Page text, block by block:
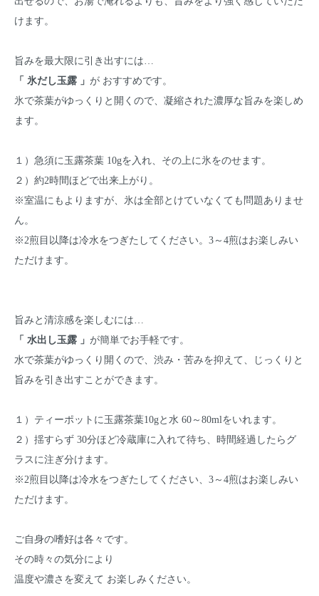
けます。
旨みを最大限に引き出すには…
「 氷だし玉露 」 が おすすめです。
氷で茶葉がゆっくりと開くので、凝縮された濃厚な旨みを楽しめ
ます。
１）急須に玉露茶葉 10gを入れ、その上に氷をのせます。
２）約2時間ほどで出来上がり。
※室温にもよりますが、氷は全部とけていなくても問題ありませ
ん。
※2煎目以降は冷水をつぎたしてください。3～4煎はお楽しみい
ただけます。
旨みと清涼感を楽しむには…
「 水出し玉露 」 が簡単でお手軽です。
水で茶葉がゆっくり開くので、渋み・苦みを抑えて、じっくりと
旨みを引き出すことができます。
１）ティーポットに玉露茶葉10gと水 60～80mlをいれます。
２）揺すらず 30分ほど冷蔵庫に入れて待ち、時間経過したらグ
ラスに注ぎ分けます。
※2煎目以降は冷水をつぎたしてください、3～4煎はお楽しみい
ただけます。
ご自身の嗜好は各々です。
その時々の気分により
温度や濃さを変えて お楽しみください。